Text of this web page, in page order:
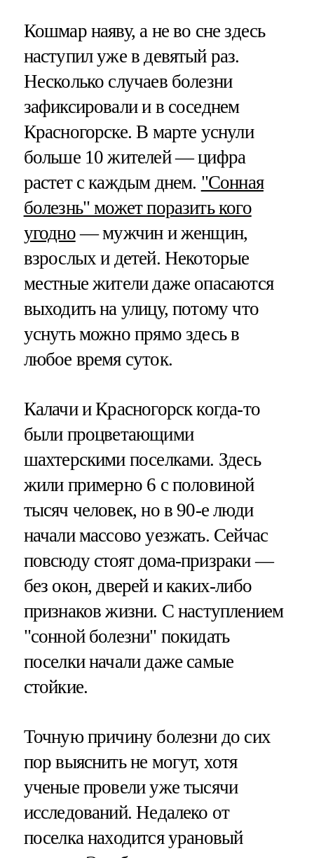
Кошмар наяву, а не во сне здесь
наступил уже в девятый раз.
Несколько случаев болезни
зафиксировали и в соседнем
Красногорске. В марте уснули
больше 10 жителей — цифра
растет с каждым днем. "Сонная
болезнь" может поразить кого
угодно— мужчин и женщин,
взрослых и детей. Некоторые
местные жители даже опасаются
выходить на улицу, потому что
уснуть можно прямо здесь в
любое время суток.
Калачи и Красногорск когда-то
были процветающими
шахтерскими поселками. Здесь
жили примерно 6 с половиной
тысяч человек, но в 90-е люди
начали массово уезжать. Сейчас
повсюду стоят дома-призраки —
без окон, дверей и каких-либо
признаков жизни. С наступлением
"сонной болезни" покидать
поселки начали даже самые
стойкие.
Точную причину болезни до сих
пор выяснить не могут, хотя
ученые провели уже тысячи
исследований. Недалеко от
поселка находится урановый